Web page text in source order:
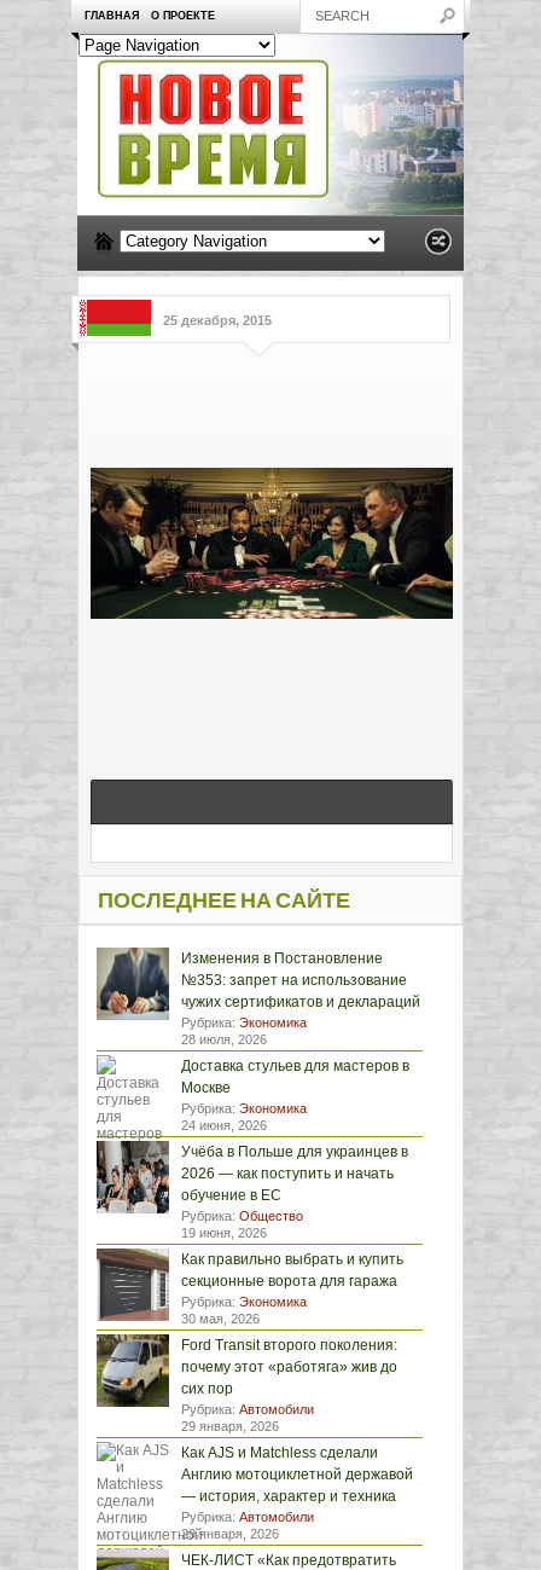
ГЛАВНАЯ О ПРОЕКТЕ
25 декабря, 2015
ПОСЛЕДНЕЕ НА САЙТЕ
Изменения в Постановление
№353: запрет на использование
чужих сертификатов и деклараций
Рубрика: Экономика
28 июля, 2026
Доставка стульев для мастеров в
Москве
Рубрика: Экономика
24 июня, 2026
Учёба в Польше для украинцев в
2026 — как поступить и начать
обучение в ЕС
Рубрика: Общество
19 июня, 2026
Как правильно выбрать и купить
секционные ворота для гаража
Рубрика: Экономика
30 мая, 2026
Ford Transit второго поколения:
почему этот «работяга» жив до
сих пор
Рубрика: Автомобили
29 января, 2026
Как AJS и Matchless сделали
Англию мотоциклетной державой
— история, характер и техника
Рубрика: Автомобили
29 января, 2026
ЧЕК-ЛИСТ «Как предотвратить